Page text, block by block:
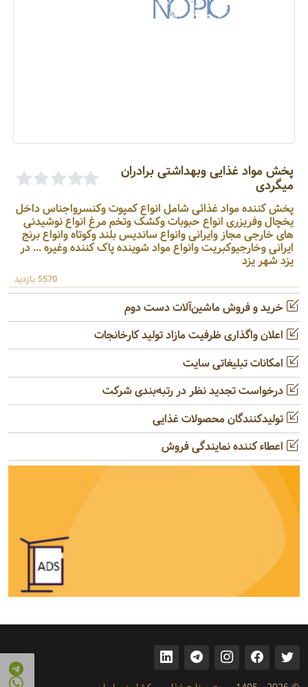
پخش مواد غذایی وبهداشتی برادران
میگردی
پخش کننده مواد غذائی شامل انواع کمپوت وکنسرواجناس داخل
یخچال وفریزری انواع حبوبات وکشک وتخم مرغ انواع نوشیدنی
های خارجی مجاز وایرانی وانواع ساندیس بلند وکوتاه وانواع برنج
ایرانی وخارجیوکبریت وانواع مواد شوینده پاک کننده وغیره ... در
یزد شهر یزد
5570 بازدید
خرید و فروش ماشین‌آلات دست دوم
اعلان واگذاری ظرفیت مازاد تولید کارخانجات
امکانات تبلیغاتی سایت
درخواست تجدید نظر در رتبه‌بندی شرکت
تولیدکنندگان محصولات غذایی
اعطاء کننده نمایندگی فروش